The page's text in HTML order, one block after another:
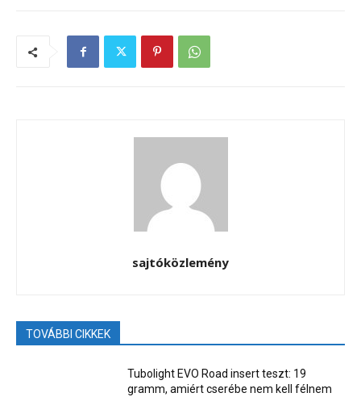
sajtóközlemény
TOVÁBBI CIKKEK
Tubolight EVO Road insert teszt: 19
gramm, amiért cserébe nem kell félnem